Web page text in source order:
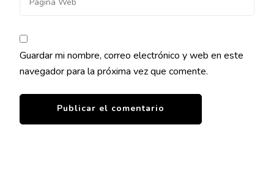
Guardar mi nombre, correo electrónico y web en este
navegador para la próxima vez que comente.